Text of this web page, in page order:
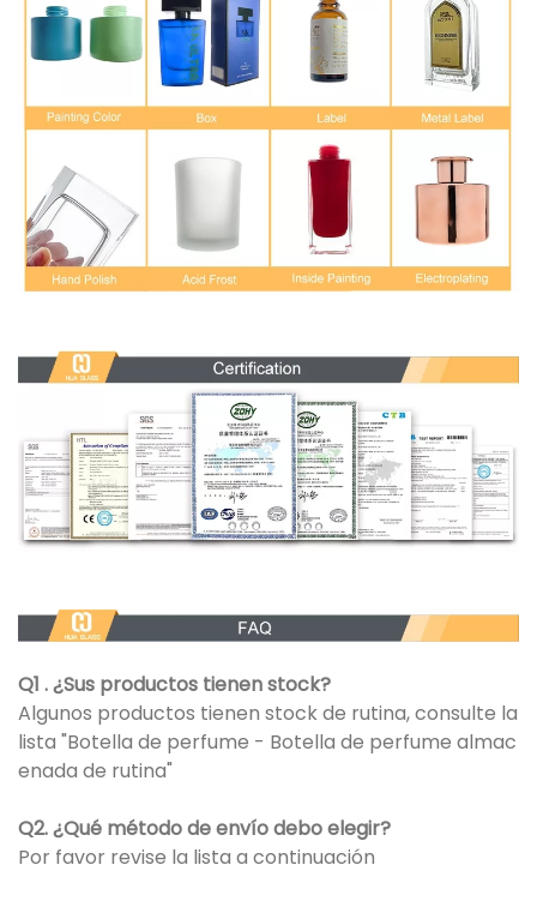
Q1 . ¿Sus productos tienen stock?
Algunos productos tienen stock de rutina, consulte la
lista "Botella de perfume - Botella de perfume almac
enada de rutina"
Q2. ¿Qué método de envío debo elegir?
Por favor revise la lista a continuación